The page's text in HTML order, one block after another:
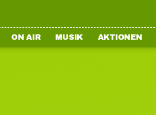
ON AIR MUSIK AKTIONEN